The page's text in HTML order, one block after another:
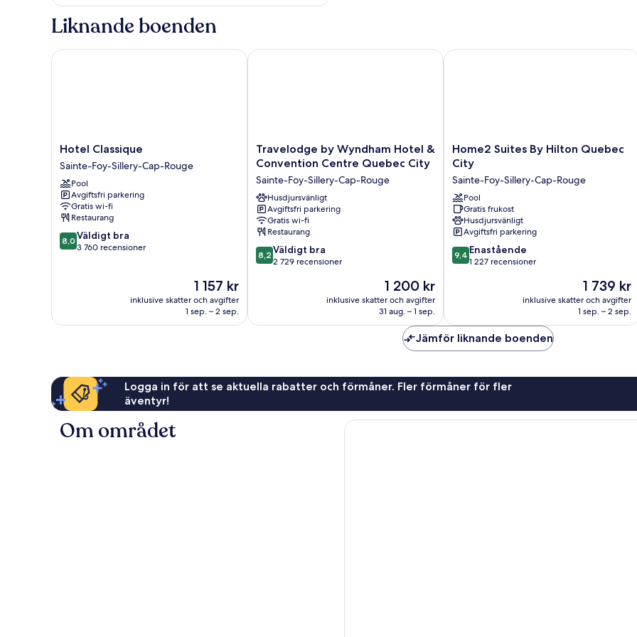
Liknande boenden
Hotel
Classique
Sainte-
Foy-
Sillery-
Cap-
Rouge
Hotel Classique
Sainte-Foy-Sillery-Cap-Rouge
Pool
Avgiftsfri parkering
Gratis wi-fi
Restaurang
8.0
av
3 760 recensioner
8,0 Väldigt bra
3 760 recensioner
Priset
är
1 157 kr
1 157 kr
inklusive skatter och avgifter
1 sep. – 2 sep.
Hotel Classique
Travelodge
by
Hotel
&
Convention
Centre
Quebec
City
Sainte-
Travelodge by Wyndham Hotel &
Convention Centre Quebec City
Sainte-Foy-Sillery-Cap-Rouge
Husdjursvänligt
Avgiftsfri parkering
Gratis wi-fi
Restaurang
8.2
av
8,2 Väldigt bra
2 729 recensioner
Priset
är
1 200 kr
1 200 kr
inklusive skatter och avgifter
31 aug. – 1 sep.
Travelodge by Wyndham Hotel & Convention Centre Quebec City
Home2
Suites
Hilton
Quebec
City
Sainte-
Foy-
Sillery-
Cap-
Home2 Suites By Hilton Quebec
City
Sainte-Foy-Sillery-Cap-Rouge
Pool
Gratis frukost
Husdjursvänligt
Avgiftsfri parkering
9.4
av
1 227 recensioner
9,4 Enastående
1 227 recensioner
Priset
är
1 739 kr
1 739 kr
inklusive skatter och avgifter
1 sep. – 2 sep.
Home2 Suites By Hilton Quebec City
Jämför liknande boenden
Logga in för att se aktuella rabatter och förmåner. Fler förmåner för fler
äventyr!
Om området